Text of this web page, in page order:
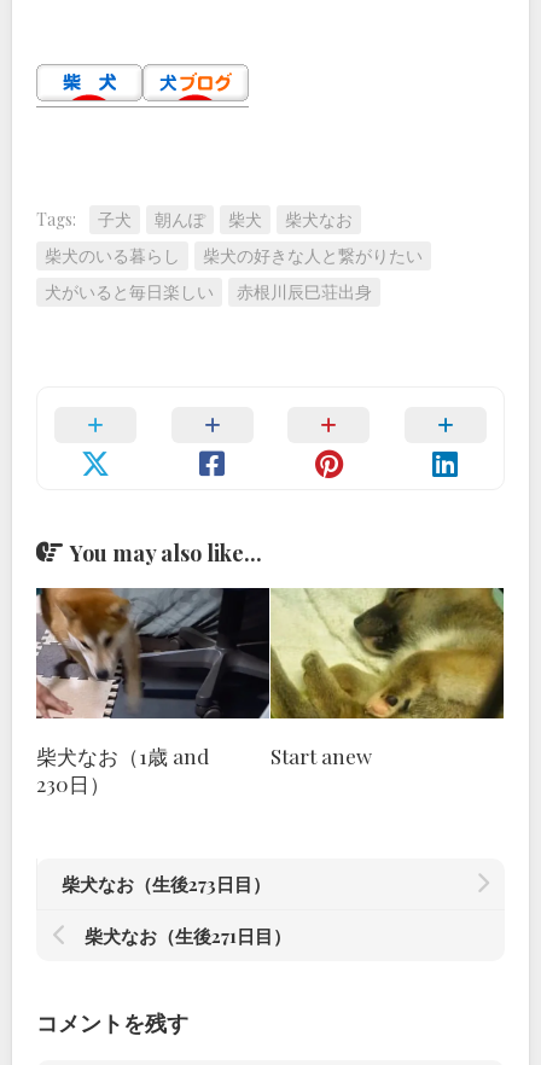
Tags: 子犬 朝んぽ 柴犬
柴犬なお
柴犬のいる暮らし
柴犬の好きな人と繋がりたい
犬がいると毎日楽しい
赤根川辰巳荘出身
You may also like...
柴犬なお（1歳 and
230日）
Start anew
柴犬なお（生後273日目）
柴犬なお（生後271日目）
コメントを残す